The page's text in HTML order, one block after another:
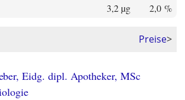
3,2 µg 2,0 %
Preise>
Eidg. dipl. Apotheker, MSc